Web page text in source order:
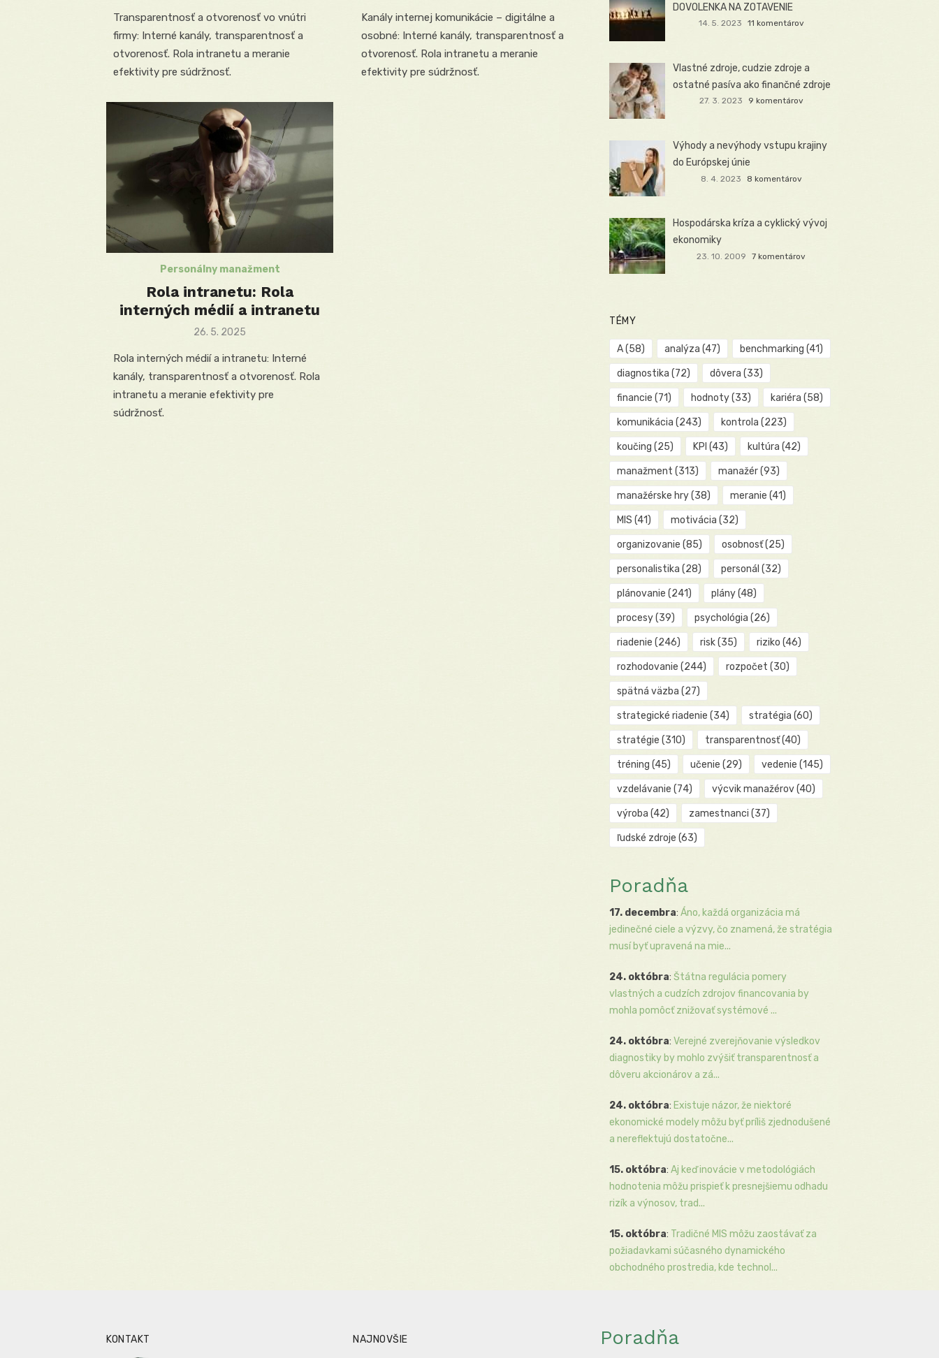
Transparentnosť a otvorenosť vo vnútri
firmy: Interné kanály, transparentnosť a
otvorenosť. Rola intranetu a meranie
efektivity pre súdržnosť.
Kanály internej komunikácie – digitálne a
osobné: Interné kanály, transparentnosť a
otvorenosť. Rola intranetu a meranie
efektivity pre súdržnosť.
Personálny manažment
Rola intranetu: Rola
interných médií a intranetu
Posted
26. 5. 2025
Rola interných médií a intranetu: Interné
kanály, transparentnosť a otvorenosť. Rola
intranetu a meranie efektivity pre
súdržnosť.
DOVOLENKA NA ZOTAVENIE
14. 5. 2023 11 komentárov
Vlastné zdroje, cudzie zdroje a
ostatné pasíva ako finančné zdroje
27. 3. 2023 9 komentárov
Výhody a nevýhody vstupu krajiny
do Európskej únie
8. 4. 2023 8 komentárov
Hospodárska kríza a cyklický vývoj
ekonomiky
23. 10. 2009 7 komentárov
TÉMY
A(58) analýza (47) benchmarking (41)
diagnostika (72) dôvera (33)
financie (71) hodnoty(33) kariéra (58)
komunikácia (243) kontrola (223)
koučing (25) KPI (43) kultúra (42)
manažment (313) manažér(93)
manažérske hry(38) meranie (41)
MIS (41) motivácia (32)
organizovanie (85) osobnosť(25)
personalistika (28) personál (32)
plánovanie (241) plány(48)
procesy(39) psychológia (26)
riadenie (246) risk(35) riziko (46)
rozhodovanie (244) rozpočet (30)
spätná väzba (27)
strategické riadenie (34) stratégia (60)
stratégie (310) transparentnosť(40)
tréning (45) učenie (29) vedenie (145)
vzdelávanie (74) výcvik manažérov(40)
výroba (42) zamestnanci (37)
ľudské zdroje (63)
Poradňa
17. decembra: Áno, každá organizácia má
jedinečné ciele a výzvy, čo znamená, že stratégia
musí byť upravená na mie...
24. októbra: Štátna regulácia pomery
vlastných a cudzích zdrojov financovania by
mohla pomôcť znižovať systémové ...
24. októbra: Verejné zverejňovanie výsledkov
diagnostiky by mohlo zvýšiť transparentnosť a
dôveru akcionárov a zá...
24. októbra: Existuje názor, že niektoré
ekonomické modely môžu byť príliš zjednodušené
a nereflektujú dostatočne...
15. októbra: Aj keď inovácie v metodológiách
hodnotenia môžu prispieť k presnejšiemu odhadu
rizík a výnosov, trad...
15. októbra: Tradičné MIS môžu zaostávať za
požiadavkami súčasného dynamického
obchodného prostredia, kde technol...
KONTAKT NAJNOVŠIE Poradňa